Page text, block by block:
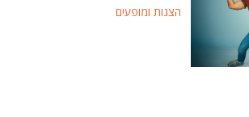
הצגות ומופעים